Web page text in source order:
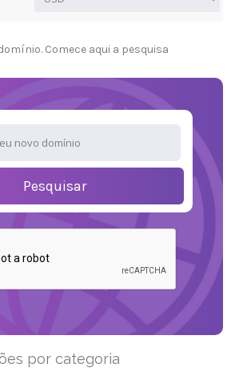
Comece aqui a pesquisa
Pesquisar
por categoria